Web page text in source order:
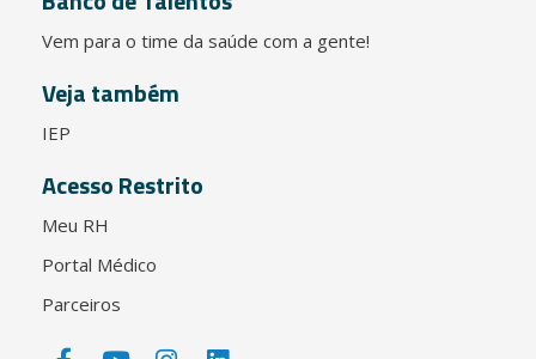
Vem para o time da saúde com a gente!
Veja também
IEP
Acesso Restrito
Meu RH
Portal Médico
Parceiros